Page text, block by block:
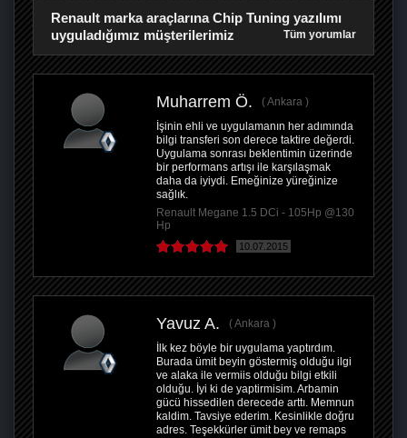
Renault marka araçlarına Chip Tuning yazılımı
uyguladığımız müşterilerimiz
Tüm yorumlar
Muharrem Ö.
Ankara
İşinin ehli ve uygulamanın her adımında
bilgi transferi son derece taktire değerdi.
Uygulama sonrası beklentimin üzerinde
bir performans artışı ile karşılaşmak
daha da iyiydi. Emeğinize yüreğinize
sağlık.
Renault Megane 1.5 DCi - 105Hp @130
Hp
10.07.2015
Yavuz A.
Ankara
İlk kez böyle bir uygulama yaptırdım.
Burada ümit beyin göstermiş olduğu ilgi
ve alaka ile vermiis olduğu bilgi etkili
olduğu. İyi ki de yaptirmisim. Arbamin
gücü hissedilen derecede arttı. Memnun
kaldim. Tavsiye ederim. Kesinlikle doğru
adres. Teşekkürler ümit bey ve remaps